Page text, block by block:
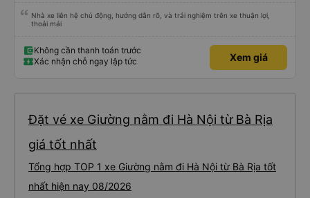
Nhà xe liên hệ chủ động, hướng dẫn rõ, và trải nghiệm trên xe thuận lợi,
thoải mái
Không cần thanh toán trước
Xác nhận chỗ ngay lập tức
Xem giá
Đặt vé xe Giường nằm đi Hà Nội từ Bà Rịa
giá tốt nhất
Tổng hợp TOP 1 xe Giường nằm đi Hà Nội từ Bà Rịa tốt
nhất hiện nay 08/2026